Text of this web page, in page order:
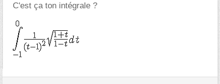
C'est ça ton intégrale ?